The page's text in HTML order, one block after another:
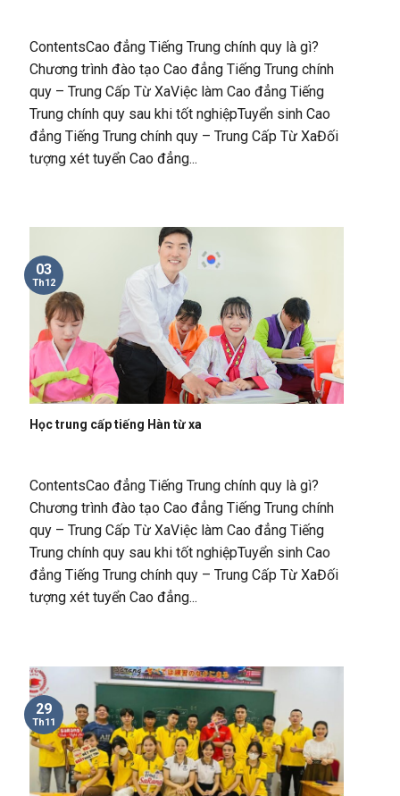
ContentsCao đẳng Tiếng Trung chính quy là gì?
Chương trình đào tạo Cao đẳng Tiếng Trung chính
quy – Trung Cấp Từ XaViệc làm Cao đẳng Tiếng
Trung chính quy sau khi tốt nghiệpTuyển sinh Cao
đẳng Tiếng Trung chính quy – Trung Cấp Từ XaĐối
tượng xét tuyển Cao đẳng...
Học trung cấp tiếng Hàn từ xa
ContentsCao đẳng Tiếng Trung chính quy là gì?
Chương trình đào tạo Cao đẳng Tiếng Trung chính
quy – Trung Cấp Từ XaViệc làm Cao đẳng Tiếng
Trung chính quy sau khi tốt nghiệpTuyển sinh Cao
đẳng Tiếng Trung chính quy – Trung Cấp Từ XaĐối
tượng xét tuyển Cao đẳng...
03
Th12
29
Th11